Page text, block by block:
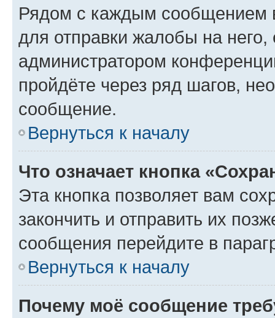
Рядом с каждым сообщением
для отправки жалобы на
администратором
пройдёте через ряд шагов,
сообщение.
Вернуться к началу
Что означает кнопка
Эта кнопка позволяет вам
закончить и отправить их
сообщения перейдите в
Вернуться к началу
Почему моё сообщение